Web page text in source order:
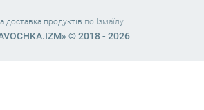
доставка продуктів по Ізмаїлу
© 2018 - 2026